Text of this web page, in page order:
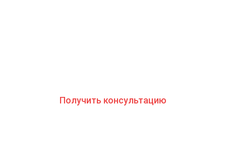
Получить консультацию